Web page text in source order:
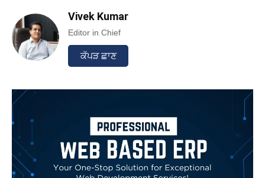
Vivek Kumar
Editor in Chief
ਕੱਪੜ ਛਾਣ